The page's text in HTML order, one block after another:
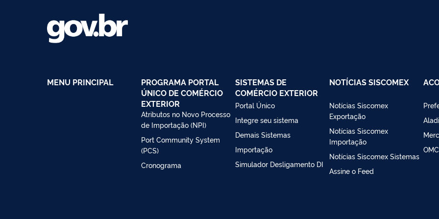
MENU PRINCIPAL
PROGRAMA PORTAL
ÚNICO DE COMÉRCIO
EXTERIOR
Atributos no Novo Processo
de Importação (NPI)
Port Community System
(PCS)
Cronograma
SISTEMAS DE
COMÉRCIO EXTERIOR
Portal Único
Integre seu sistema
Demais Sistemas
Importação
Simulador Desligamento DI
NOTÍCIAS SISCOMEX
Notícias Siscomex
Exportação
Notícias Siscomex
Importação
Notícias Siscomex Sistemas
Assine o Feed
Aladi
OMC